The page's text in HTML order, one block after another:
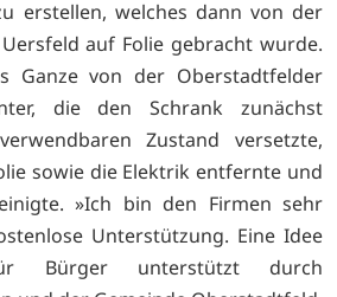
erstellen, welches dann von der
auf Folie gebracht wurde.
Ganze von der Oberstadtfelder
die den Schrank zunächst
Zustand versetzte,
sowie die Elektrik entfernte und
»Ich bin den Firmen sehr
Unterstützung. Eine Idee
Bürger unterstützt durch